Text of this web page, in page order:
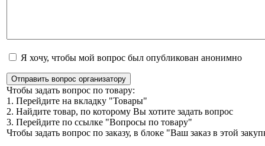
Я хочу, чтобы мой вопрос был опубликован анонимно
Отправить вопрос организатору
Чтобы задать вопрос по товару:
1. Перейдите на вкладку "Товары"
2. Найдите товар, по которому Вы хотите задать вопрос
3. Перейдите по ссылке "Вопросы по товару"
Чтобы задать вопрос по заказу, в блоке "Ваш заказ в этой